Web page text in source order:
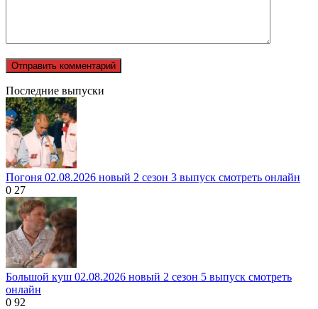
Последние выпуски
Погоня 02.08.2026 новый 2 сезон 3 выпуск смотреть онлайн
0 27
Большой куш 02.08.2026 новый 2 сезон 5 выпуск смотреть
онлайн
0 92